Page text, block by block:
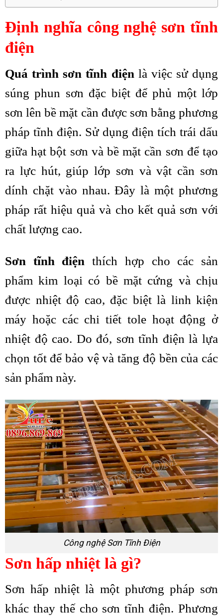
Định nghĩa công nghệ sơn tĩnh
điện
Quá trình sơn tĩnh điện là việc sử dụng
súng phun sơn đặc biệt để phủ một lớp
sơn lên bề mặt cần được sơn bằng phương
pháp tĩnh điện. Sử dụng điện tích trái dấu
giữa hạt bột sơn và bề mặt cần sơn để tạo
ra lực hút, giúp lớp sơn và vật cần sơn
dính chặt vào nhau. Đây là một phương
pháp rất hiệu quả và cho kết quả sơn với
chất lượng cao.
Sơn tĩnh điện thích hợp cho các sản
phẩm kim loại có bề mặt cứng và chịu
được nhiệt độ cao, đặc biệt là linh kiện
máy hoặc các chi tiết tole hoạt động ở
nhiệt độ cao. Do đó, sơn tĩnh điện là lựa
chọn tốt để bảo vệ và tăng độ bền của các
sản phẩm này.
Công nghệ Sơn Tĩnh Điện
Sơn hấp nhiệt là gì?
Sơn hấp nhiệt là một phương pháp sơn
khác thay thế cho sơn tĩnh điện. Phương